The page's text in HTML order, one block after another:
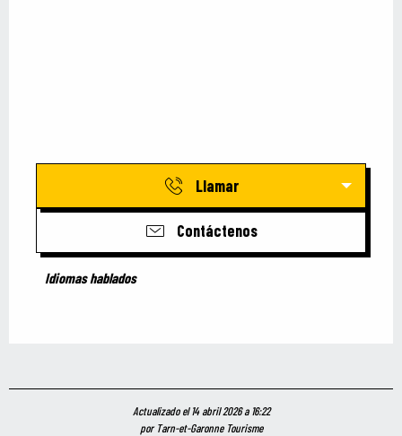
Llamar
Contáctenos
Idiomas hablados
Idiomas hablados
Actualizado el 14 abril 2026 a 16:22
por Tarn-et-Garonne Tourisme